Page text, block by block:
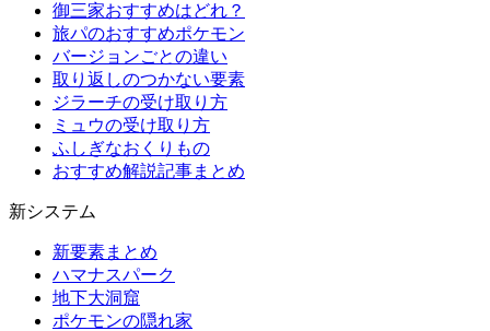
御三家おすすめはどれ？
旅パのおすすめポケモン
バージョンごとの違い
取り返しのつかない要素
ジラーチの受け取り方
ミュウの受け取り方
ふしぎなおくりもの
おすすめ解説記事まとめ
新システム
新要素まとめ
ハマナスパーク
地下大洞窟
ポケモンの隠れ家